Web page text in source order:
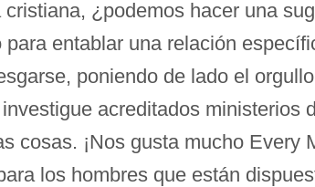
¿podemos hacer una
entablar una relación
poniendo de lado el
acreditados
cosas. ¡Nos gusta mucho
los hombres que están